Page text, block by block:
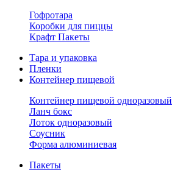
Гофротара
Коробки для пиццы
Крафт Пакеты
Тара и упаковка
Пленки
Контейнер пищевой
Контейнер пищевой одноразовый
Ланч бокс
Лоток одноразовый
Соусник
Форма алюминиевая
Пакеты